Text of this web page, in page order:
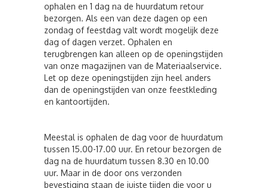
ophalen en 1 dag na de huurdatum retour
bezorgen. Als een van deze dagen op een
zondag of feestdag valt wordt mogelijk deze
dag of dagen verzet. Ophalen en
terugbrengen kan alleen op de openingstijden
van onze magazijnen van de Materiaalservice.
Let op deze openingstijden zijn heel anders
dan de openingstijden van onze feestkleding
en kantoortijden.
Meestal is ophalen de dag voor de huurdatum
tussen 15.00-17.00 uur. En retour bezorgen de
dag na de huurdatum tussen 8.30 en 10.00
uur. Maar in de door ons verzonden
bevestiging staan de juiste tijden die voor u